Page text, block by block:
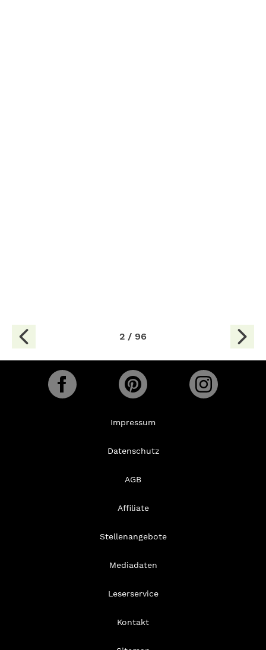
2 / 96
Impressum
Datenschutz
AGB
Affiliate
Stellenangebote
Mediadaten
Leserservice
Kontakt